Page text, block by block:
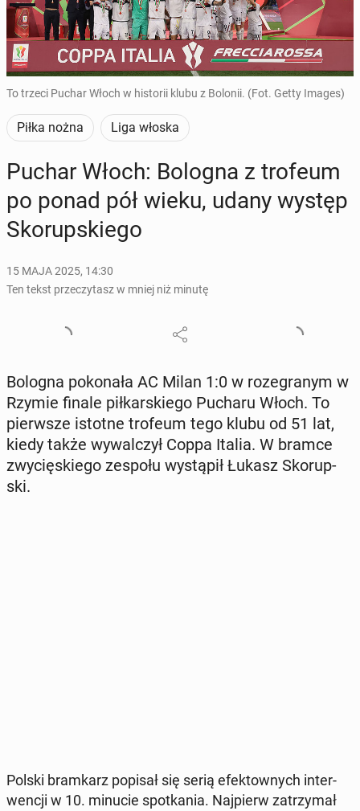
To trzeci Puchar Włoch w historii klubu z Bolonii. (Fot. Getty Images)
Piłka nożna Liga włoska
Puchar Włoch: Bologna z trofeum
po ponad pół wieku, udany występ
Sko­rup­skie­go
15 MAJA 2025, 14:30
Ten tekst przeczytasz w mniej niż minutę
Bologna po­ko­na­ła AC Milan 1:0 w ro­ze­gra­nym w
Rzymie finale pił­kar­skie­go Pucharu Włoch. To
pierw­sze istotne trofeum tego klubu od 51 lat,
kiedy także wy­wal­czył Coppa Italia. W bramce
zwy­cię­skie­go zespołu wy­stą­pił Łukasz Sko­rup­
ski.
Polski bram­karz popisał się serią efek­tow­nych in­ter­
wen­cji w 10. minucie spo­tka­nia. Naj­pierw za­trzy­mał